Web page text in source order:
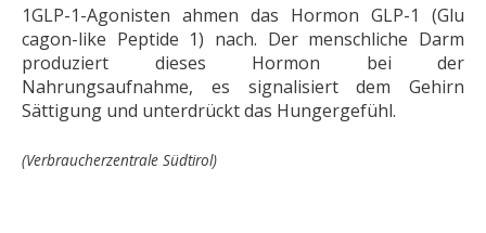
1GLP-1-Agonisten ahmen das Hormon GLP-1 (Glu
cagon-like Peptide 1) nach. Der menschliche Darm
produziert dieses Hormon bei der
Nahrungsaufnahme, es signalisiert dem Gehirn
Sättigung und unterdrückt das Hungergefühl.
(Verbraucherzentrale Südtirol)